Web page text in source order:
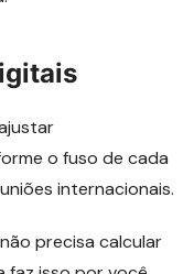
o fuso de cada
internacionais.
precisa calcular